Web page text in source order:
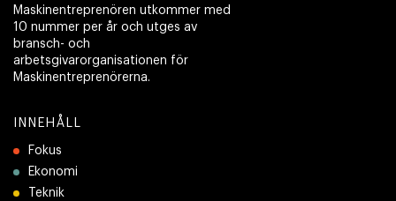
Maskinentreprenören utkommer med
10 nummer per år och utges av
bransch- och
arbetsgivarorganisationen för
Maskinentreprenörerna.
INNEHÅLL
Fokus
Ekonomi
Teknik